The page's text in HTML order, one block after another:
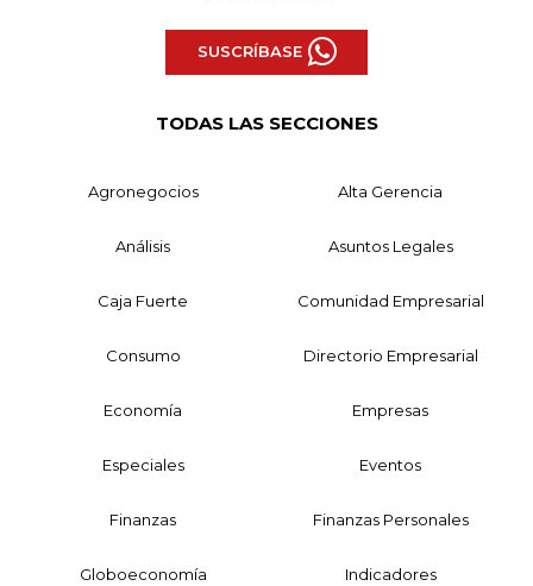
SUSCRÍBASE
TODAS LAS SECCIONES
Agronegocios Alta Gerencia
Análisis Asuntos Legales
Caja Fuerte Comunidad Empresarial
Consumo Directorio Empresarial
Economía Empresas
Especiales Eventos
Finanzas Finanzas Personales
Globoeconomía Indicadores